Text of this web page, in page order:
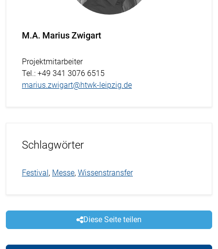
M.A. Marius Zwigart
Projektmitarbeiter
Tel.: +49 341 3076 6515
marius.zwigart@htwk-leipzig.de
Schlagwörter
Festival , Messe, Wissenstransfer
Diese Seite teilen